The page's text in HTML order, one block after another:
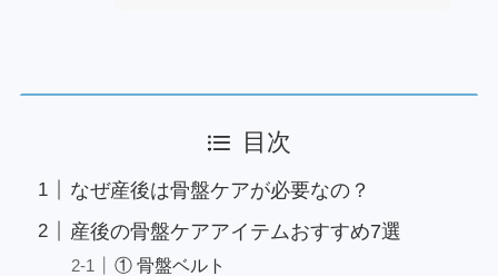
目次
なぜ産後は骨盤ケアが必要なの？
産後の骨盤ケアアイテムおすすめ7選
① 骨盤ベルト